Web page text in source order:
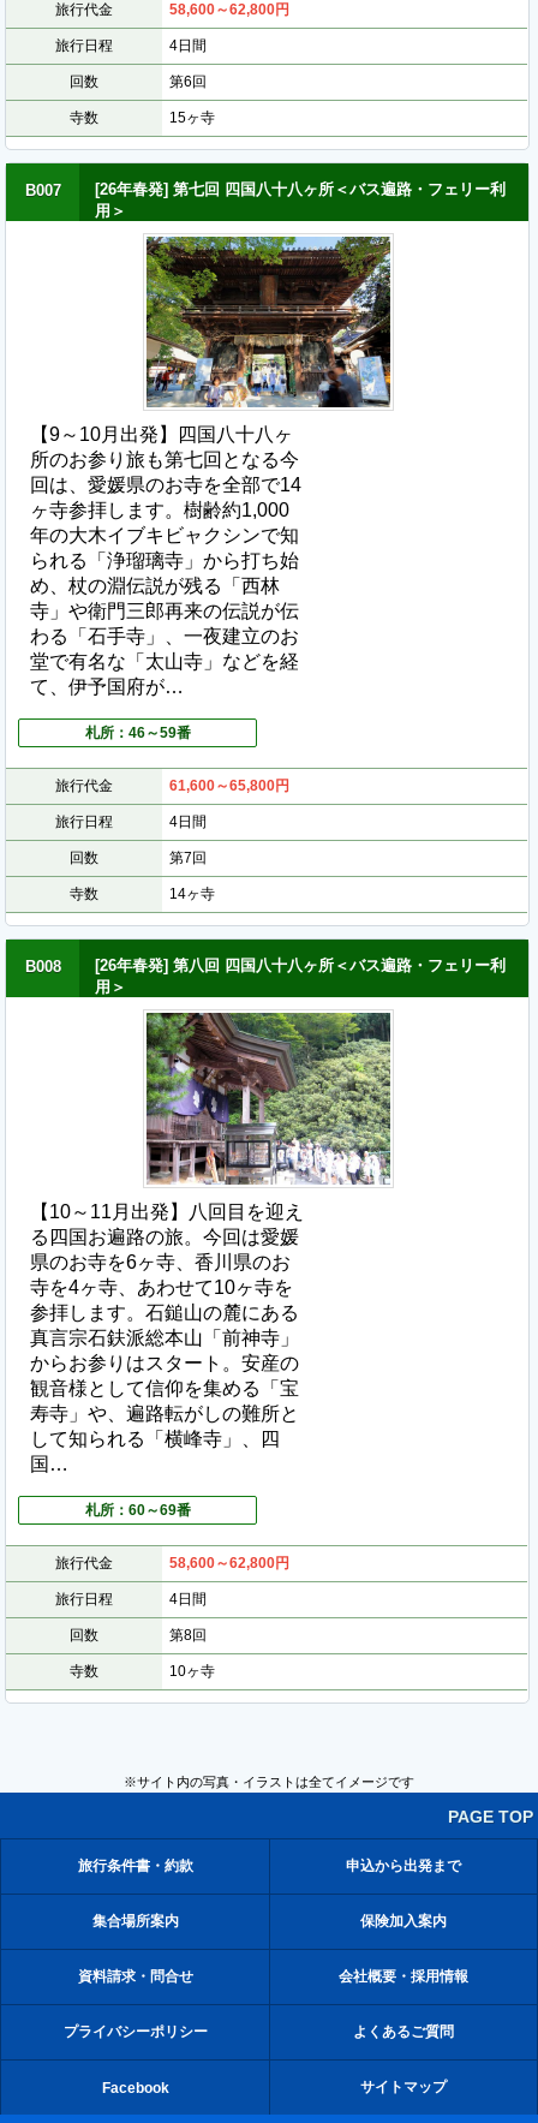
旅行代金 58,600～62,800円
旅行日程 4日間
回数 第6回
寺数 15ヶ寺
B007
[26年春発] 第七回 四国八十八ヶ所＜バス遍路・フェリー利
用＞
【9～10月出発】四国八十八ヶ
所のお参り旅も第七回となる今
回は、愛媛県のお寺を全部で14
ヶ寺参拝します。樹齢約1,000
年の大木イブキビャクシンで知
られる「浄瑠璃寺」から打ち始
め、杖の淵伝説が残る「西林
寺」や衛門三郎再来の伝説が伝
わる「石手寺」、一夜建立のお
堂で有名な「太山寺」などを経
て、伊予国府が…
札所：46～59番
旅行代金 61,600～65,800円
旅行日程 4日間
回数 第7回
寺数 14ヶ寺
B008
[26年春発] 第八回 四国八十八ヶ所＜バス遍路・フェリー利
用＞
【10～11月出発】八回目を迎え
る四国お遍路の旅。今回は愛媛
県のお寺を6ヶ寺、香川県のお
寺を4ヶ寺、あわせて10ヶ寺を
参拝します。石鎚山の麓にある
真言宗石鈇派総本山「前神寺」
からお参りはスタート。安産の
観音様として信仰を集める「宝
寿寺」や、遍路転がしの難所と
して知られる「横峰寺」、四
国…
札所：60～69番
旅行代金 58,600～62,800円
旅行日程 4日間
回数 第8回
寺数 10ヶ寺
PAGE TOP
※サイト内の写真・イラストは全てイメージです
旅行条件書・約款 申込から出発まで
集合場所案内 保険加入案内
資料請求・問合せ 会社概要・採用情報
プライバシーポリシー よくあるご質問
Facebook サイトマップ